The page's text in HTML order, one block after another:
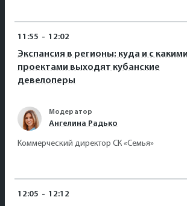
11:55 - 12:02
Экспансия в регионы: куда и с какими
проектами выходят кубанские
девелоперы
Модератор
Ангелина Радько
Коммерческий директор СК «Семья»
12:05 - 12:12